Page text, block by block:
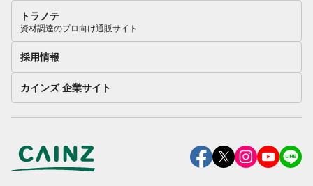
トラノテ
資材調達のプロ向け通販サイト
採用情報
カインズ 企業サイト